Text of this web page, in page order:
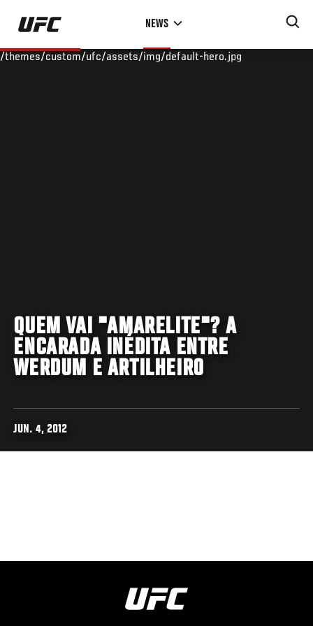
Skip
main
NEWS
/themes/custom/ufc/assets/img/default-hero.jpg
QUEM VAI "AMARELITE"? A
ENCARADA INÉDITA ENTRE
WERDUM E ARTILHEIRO
JUN. 4, 2012